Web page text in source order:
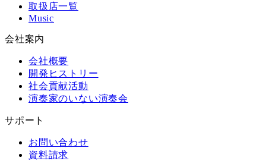
取扱店一覧
Music
会社案内
会社概要
開発ヒストリー
社会貢献活動
演奏家のいない演奏会
サポート
お問い合わせ
資料請求